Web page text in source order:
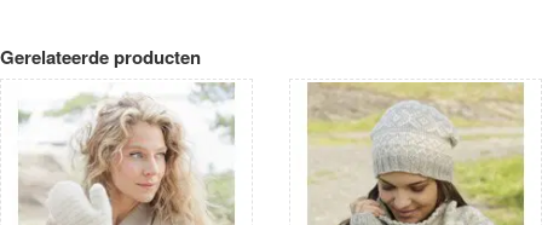
Gerelateerde producten